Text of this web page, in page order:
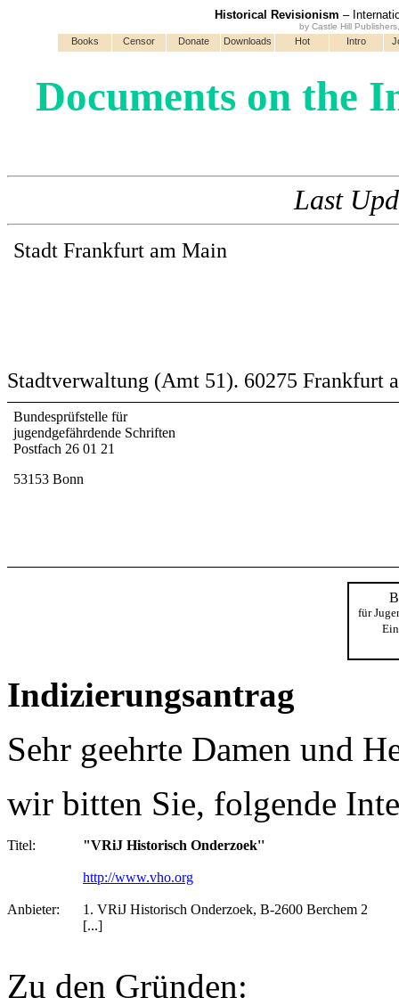
Historical Revisionism –
by Castle Hill
Documents on the
Last
Stadt Frankfurt am Main
Stadtverwaltung (Amt 51). 60275 Frankfurt
Bundesprüfstelle für
jugendgefährdende Schriften
Postfach 26 01 21
53153 Bonn
für
Indizierungsantrag
Sehr geehrte Damen und
wir bitten Sie, folgende
Titel: "VRiJ Historisch Onderzoek''
http://www.vho.org
Anbieter:
1. VRiJ Historisch Onderzoek, B-2600 Berchem 2
[...]
Zu den Gründen:
Books Censor Donate Downloads Hot Intro